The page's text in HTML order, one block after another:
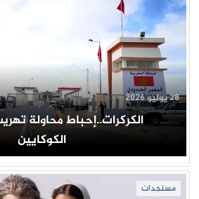
الكوكايين
28 يوليو 2026
مستجدات